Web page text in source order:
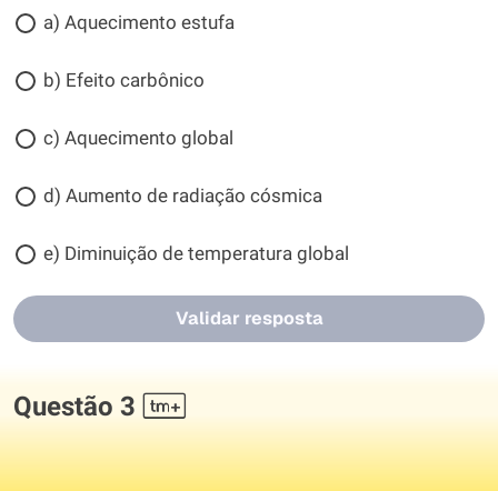
a) Aquecimento estufa
b) Efeito carbônico
c) Aquecimento global
d) Aumento de radiação cósmica
e) Diminuição de temperatura global
Validar resposta
Questão 3